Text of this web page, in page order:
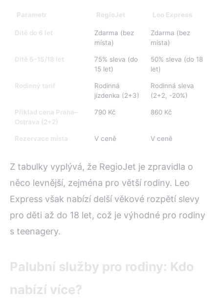
Parametr RegioJet Leo Express
Dítě do 6 let
Zdarma (bez
místa)
Zdarma (bez
místa)
Dítě 6–15/18 let
75% sleva (do
15 let)
50% sleva (do 18
let)
Rodinný tarif
Rodinná
jízdenka (2+3)
Rodinná sleva
(2+2, -20%)
Příklad cena Praha–
Ostrava (2+2)
790 Kč 860 Kč
Rezervace místa V ceně V ceně
Z tabulky vyplývá, že RegioJet je zpravidla o
něco levnější, zejména pro větší rodiny. Leo
Express však nabízí delší věkové rozpětí slevy
pro děti až do 18 let, což je výhodné pro rodiny
s teenagery.
Palubní služby pro rodiny: Kdo
nabízí více?